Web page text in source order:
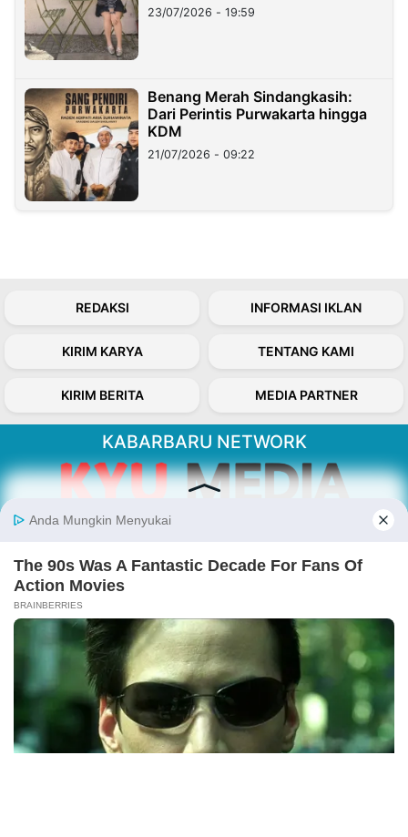
23/07/2026 - 19:59
Benang Merah Sindangkasih:
Dari Perintis Purwakarta hingga
KDM
21/07/2026 - 09:22
REDAKSI INFORMASI IKLAN
KIRIM KARYA TENTANG KAMI
KIRIM BERITA MEDIA PARTNER
KABARBARU NETWORK
Kabarbaru.co menyajikan berita aktual dan
Follow Kabarbaru